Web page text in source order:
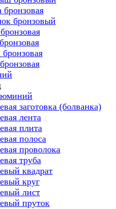
бронзовая
бронзовый
заготовка (болванка)
лента
плита
полоса
проволока
труба
квадрат
круг
лист
пруток